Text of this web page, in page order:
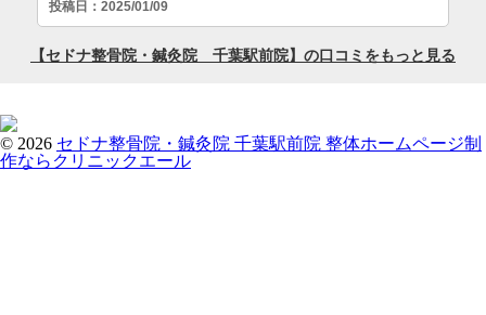
作ならクリニックエール